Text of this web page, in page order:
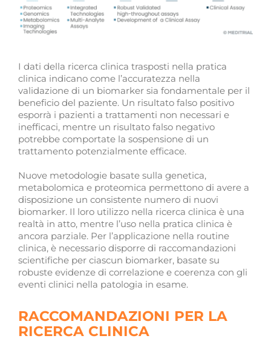
I dati della ricerca clinica trasposti nella pratica
clinica indicano come l’accuratezza nella
validazione di un biomarker sia fondamentale per il
beneficio del paziente. Un risultato falso positivo
esporrà i pazienti a trattamenti non necessari e
inefficaci, mentre un risultato falso negativo
potrebbe comportate la sospensione di un
trattamento potenzialmente efficace.
Nuove metodologie basate sulla genetica,
metabolomica e proteomica permettono di avere a
disposizione un consistente numero di nuovi
biomarker. Il loro utilizzo nella ricerca clinica è una
realtà in atto, mentre l’uso nella pratica clinica è
ancora parziale. Per l’applicazione nella routine
clinica, è necessario disporre di raccomandazioni
scientifiche per ciascun biomarker, basate su
robuste evidenze di correlazione e coerenza con gli
eventi clinici nella patologia in esame.
RACCOMANDAZIONI PER LA
RICERCA CLINICA